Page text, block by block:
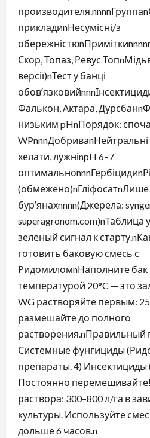
прикладиnНесумісні/з
Скор, Топаз, Ревус
версії)nТест у банці
Фалькон, Актара,
низьким pHnПорядок:
WPnnnДобриваnНейтральні
хелати, лужніnpH 6–7
(обмежено)nГліфосатnЛише
бурʼянахnnnn(Джерела:
зелёный сигнал к
готовить баковую смесь с
РидомиломnНаполните бак
температурой 20°C — это
WG растворяйте первым:
размешайте до полного
растворения.nПравильный
Системные фунгициды
препараты. 4) Инсектициды
Постоянно
раствора: 300–800 л/га в
культуры. Используйте
дольше 6 часов.n